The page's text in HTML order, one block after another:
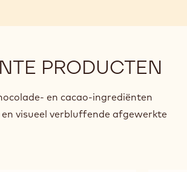
PRODUCTEN
en cacao-ingrediënten
visueel verbluffende afgewerkte